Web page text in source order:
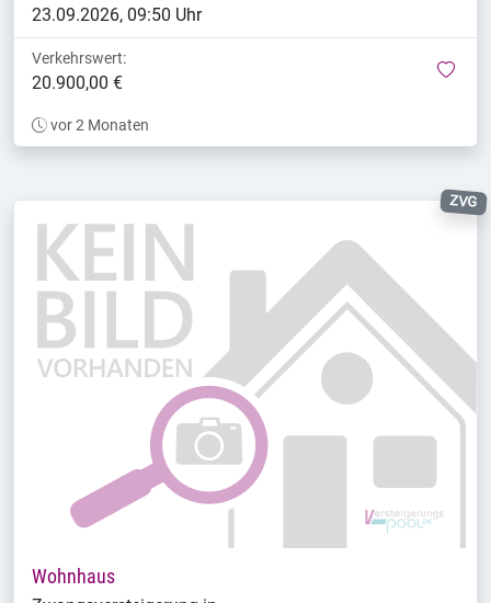
23.09.2026, 09:50 Uhr
Verkehrswert:
20.900,00 €
vor 2 Monaten
ZVG
Wohnhaus